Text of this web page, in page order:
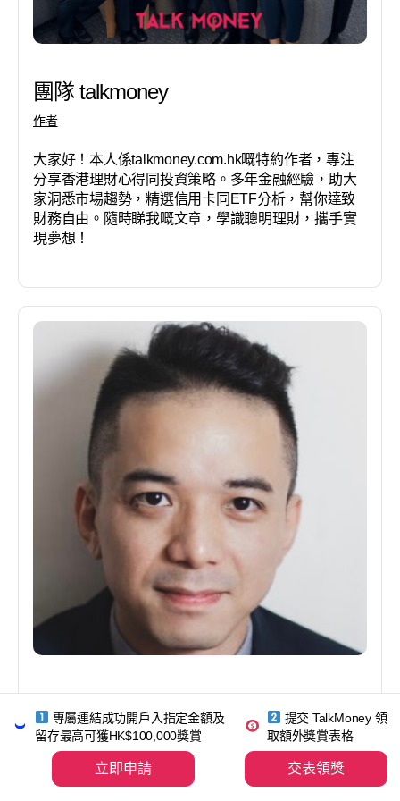
團隊 talkmoney
作者
大家好！本人係talkmoney.com.hk嘅特約作者，專注
分享香港理財心得同投資策略。多年金融經驗，助大
家洞悉市場趨勢，精選信用卡同ETF分析，幫你達致
財務自由。隨時睇我嘅文章，學識聰明理財，攜手實
現夢想！
數據核實
Chris Tam 目前在 Talk Money 處理數據收集、分析及
核實工作。Chris專注收集、分析及核實香港證券商收
專屬連結成功開戶入指定金額及
留存最高可獲HK$100,000獎賞
立即申請
提交 TalkMoney 領
取額外獎賞表格
交表領獎